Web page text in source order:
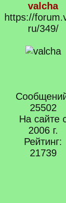
valcha
https://
ru/349/
25502
На сайте
2006 г.
Рейтинг:
21739